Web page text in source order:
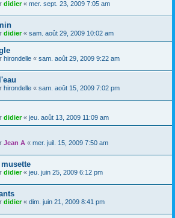
didier« mer. sept. 23, 2009 7:05 am
didier« sam. août 29, 2009 10:02 am
hirondelle « sam. août 29, 2009 9:22 am
hirondelle « sam. août 15, 2009 7:02 pm
didier« jeu. août 13, 2009 11:09 am
Jean A « mer. juil. 15, 2009 7:50 am
didier« jeu. juin 25, 2009 6:12 pm
didier« dim. juin 21, 2009 8:41 pm